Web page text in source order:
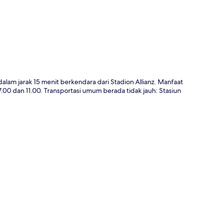
jarak 15 menit berkendara dari Stadion Allianz. Manfaat
dan 11.00. Transportasi umum berada tidak jauh: Stasiun